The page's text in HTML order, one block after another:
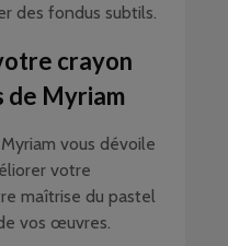
des fondus subtils.
crayon
de Myriam
vous dévoile
votre
maîtrise du pastel
vos œuvres.